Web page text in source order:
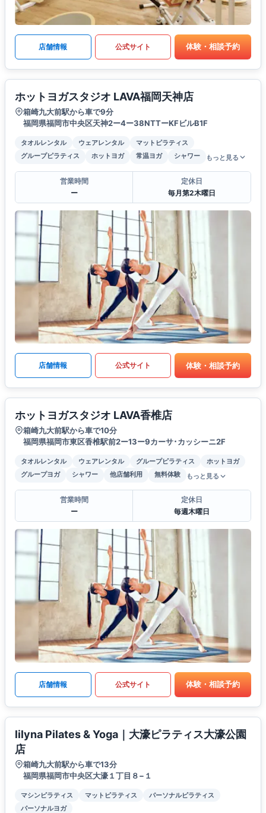
店舗情報 公式サイト 体験・相談予約
ホットヨガスタジオ LAVA福岡天神店
箱崎九大前駅から車で9分
福岡県福岡市中央区天神2ー4ー38NTTーKFビルB1F
タオルレンタル ウェアレンタル
マットピラティス
グループピラティス
ホットヨガ 常温ヨガ シャワー もっと見る
営業時間
ー
定休日
毎月第2木曜日
店舗情報 公式サイト 体験・相談予約
ホットヨガスタジオ LAVA香椎店
箱崎九大前駅から車で10分
福岡県福岡市東区香椎駅前2ー13ー9カーサ･カッシーニ2F
タオルレンタル ウェアレンタル グループピラティス
ホットヨガ
グループヨガ
シャワー 他店舗利用 無料体験 もっと見る
営業時間
ー
定休日
毎週木曜日
店舗情報 公式サイト 体験・相談予約
lilyna Pilates & Yoga｜大濠ピラティス大濠公園
店
箱崎九大前駅から車で13分
福岡県福岡市中央区大濠１丁目８−１
マシンピラティス マットピラティス
パーソナルピラティス
パーソナルヨガ